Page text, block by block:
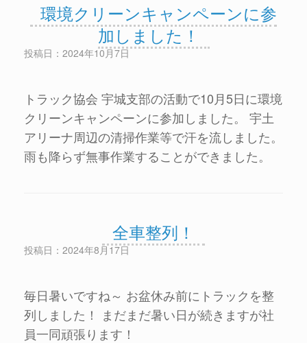
環境クリーンキャンペーンに参
加しました！
投稿日：2024年10月7日
トラック協会 宇城支部の活動で10月5日に環境
クリーンキャンペーンに参加しました。 宇土
アリーナ周辺の清掃作業等で汗を流しました。
雨も降らず無事作業することができました。
全車整列！
投稿日：2024年8月17日
毎日暑いですね～ お盆休み前にトラックを整
列しました！ まだまだ暑い日が続きますが社
員一同頑張ります！